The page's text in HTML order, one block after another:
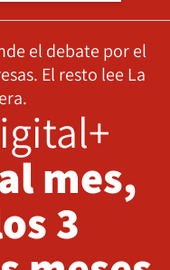
el debate por el
El resto lee La
mes,
3